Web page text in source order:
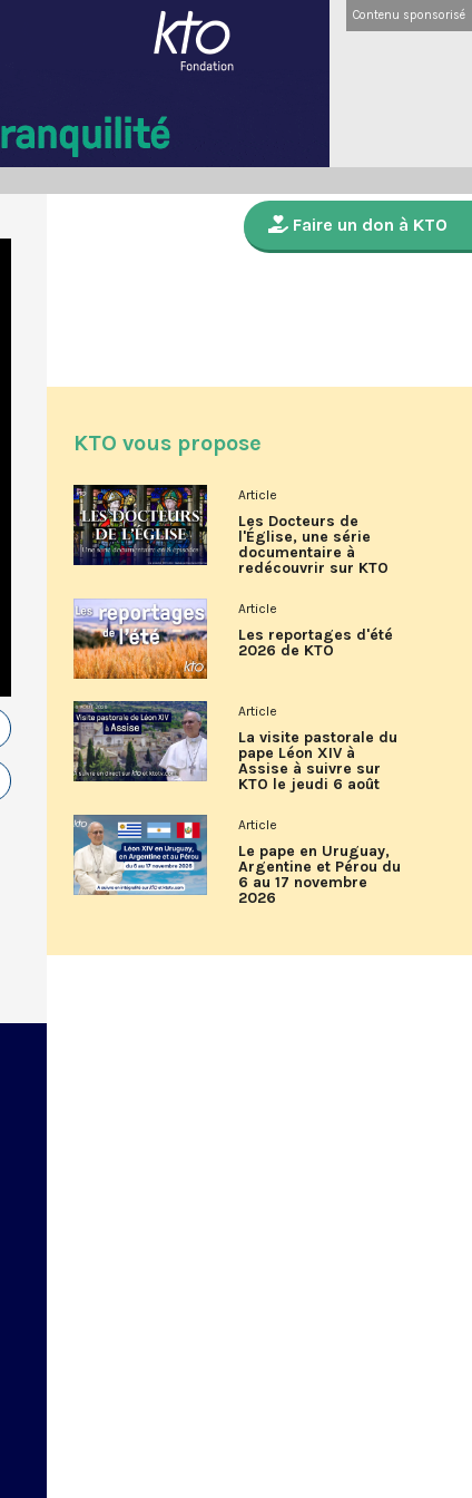
Contenu sponsorisé
Faire un don à KTO
KTO vous propose
Article
Les Docteurs de
l'Église, une série
documentaire à
redécouvrir sur KTO
Article
Les reportages d'été
2026 de KTO
Article
La visite pastorale du
pape Léon XIV à
Assise à suivre sur
KTO le jeudi 6 août
Article
Le pape en Uruguay,
Argentine et Pérou du
6 au 17 novembre
2026